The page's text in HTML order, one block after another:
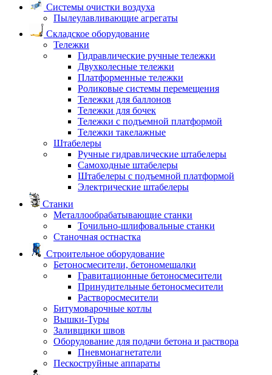
Системы очистки воздуха
Пылеулавливающие агрегаты
Складское оборудование
Тележки
Гидравлические ручные тележки
Двухколесные тележки
Платформенные тележки
Роликовые системы перемещения
Тележки для баллонов
Тележки для бочек
Тележки с подъемной платформой
Тележки такелажные
Штабелеры
Ручные гидравлические штабелеры
Самоходные штабелеры
Штабелеры с подъемной платформой
Электрические штабелеры
Станки
Металлообрабатывающие станки
Точильно-шлифовальные станки
Станочная остнастка
Строительное оборудование
Бетоносмесители, бетономешалки
Гравитационные бетоносмесители
Принудительные бетоносмесители
Растворосмесители
Битумоварочные котлы
Вышки-Туры
Заливщики швов
Оборудование для подачи бетона и раствора
Пневмонагнетатели
Пескоструйные аппараты